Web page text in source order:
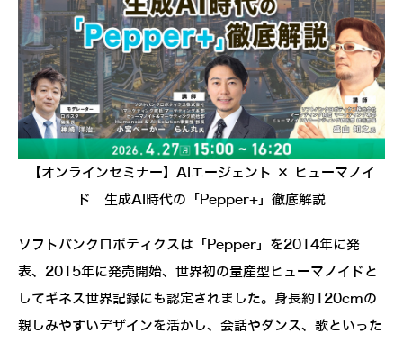
【オンラインセミナー】AIエージェント × ヒューマノイ
ド 生成AI時代の「Pepper+」徹底解説
ソフトバンクロボティクスは「Pepper」を2014年に発
表、2015年に発売開始、世界初の量産型ヒューマノイドと
してギネス世界記録にも認定されました。身長約120cmの
親しみやすいデザインを活かし、会話やダンス、歌といった